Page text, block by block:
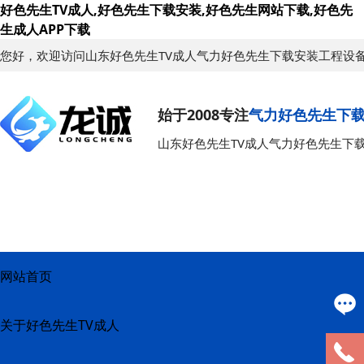
好色先生TV成人,好色先生下载安装,好色先生网站下载,好色先
生成人APP下载
您好，欢迎访问山东好色先生TV成人气力好色先生下载安装工程设
始于2008专注气力好色先生下
山东好色先生TV成人气力好色先生下
网站首页
关于好色先生TV成人